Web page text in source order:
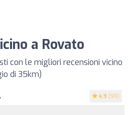
a Rovato
con le migliori recensioni vicino
di 35km)
4.9 (99)